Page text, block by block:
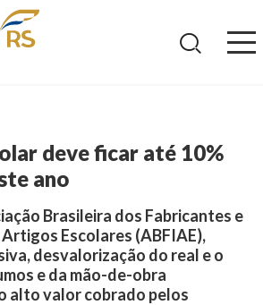
deve ficar até 10%
ano
Brasileira dos Fabricantes e
Escolares (ABFIAE),
desvalorização do real e o
e da mão-de-obra
alto valor cobrado pelos